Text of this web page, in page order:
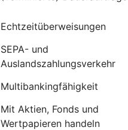
Echtzeitüberweisungen
SEPA- und
Auslandszahlungsverkehr
Multibankingfähigkeit
Mit Aktien, Fonds und
Wertpapieren handeln